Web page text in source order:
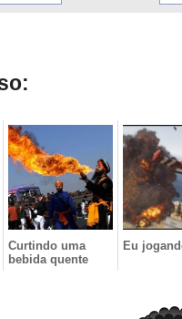
Curtindo uma
bebida quente
Eu